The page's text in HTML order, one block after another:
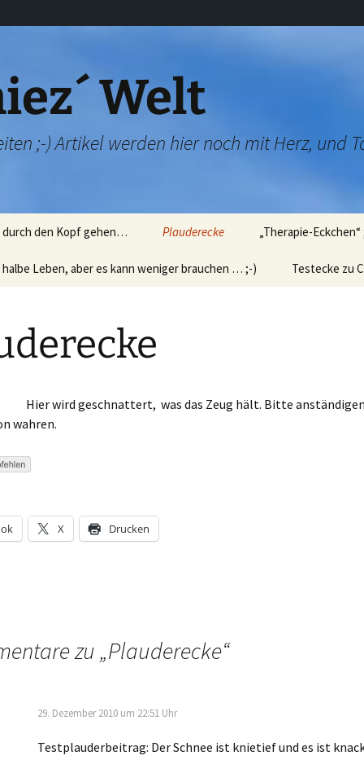
Welt
;-) Artikel werden hier noch mit Herz, und
durch den Kopf gehen… Plauderecke
Kindermund…
„Therapie-Eckchen“
Wir üben
Leben, aber es kann weniger brauchen … ;-)
und
und
Testecke zu
Pantene Pro
Hier wird geschnattert, was das Zeug hält. Bitte
wahren.
X Drucken
zu „Plauderecke“
29. Dezember 2010 um 22:51 Uhr
Testplauderbeitrag: Der Schnee ist knietief und es ist